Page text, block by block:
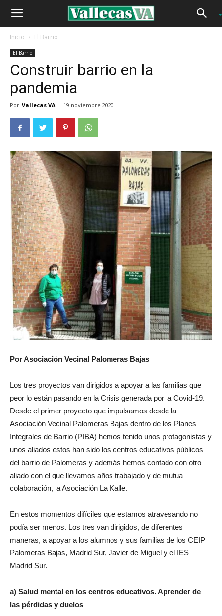
Inicio El Barrio
El Barrio
Construir barrio en la
pandemia
Por Vallecas VA - 19 noviembre 2020
Por Asociación Vecinal Palomeras Bajas
Los tres proyectos van dirigidos a apoyar a las familias que
peor lo están pasando en la Crisis generada por la Covid-19.
Desde el primer proyecto que impulsamos desde la
Asociación Vecinal Palomeras Bajas dentro de los Planes
Integrales de Barrio (PIBA) hemos tenido unos protagonistas y
unos aliados estos han sido los centros educativos públicos
del barrio de Palomeras y además hemos contado con otro
aliado con el que llevamos años trabajado y de mutua
colaboración, la Asociación La Kalle.
En estos momentos difíciles que estamos atravesando no
podía ser menos. Los tres van dirigidos, de diferentes
maneras, a apoyar a los alumnos y sus familias de los CEIP
Palomeras Bajas, Madrid Sur, Javier de Miguel y el IES
Madrid Sur.
a) Salud mental en los centros educativos. Aprender de
las pérdidas y duelos